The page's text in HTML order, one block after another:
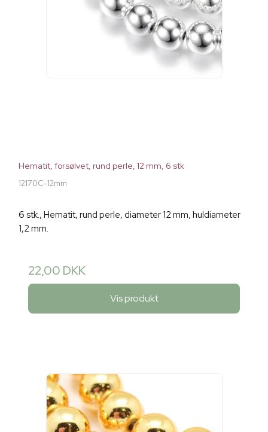
Hematit, forsølvet, rund perle, 12 mm, 6 stk
12170C-12mm
6 stk., Hematit, rund perle, diameter 12 mm, huldiameter
1,2 mm.
22,00 DKK
Vis produkt